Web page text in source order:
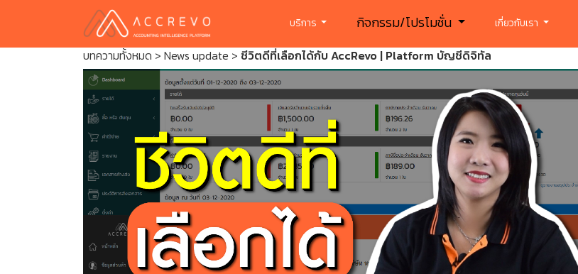
บริการ กิจกรรม/โปรโมชั่น เกี่ยวกับเรา
บทความทั้งหมด > News update > ชีวิตดีที่เลือกได้กับ AccRevo | Platform บัญชีดิจิทัล